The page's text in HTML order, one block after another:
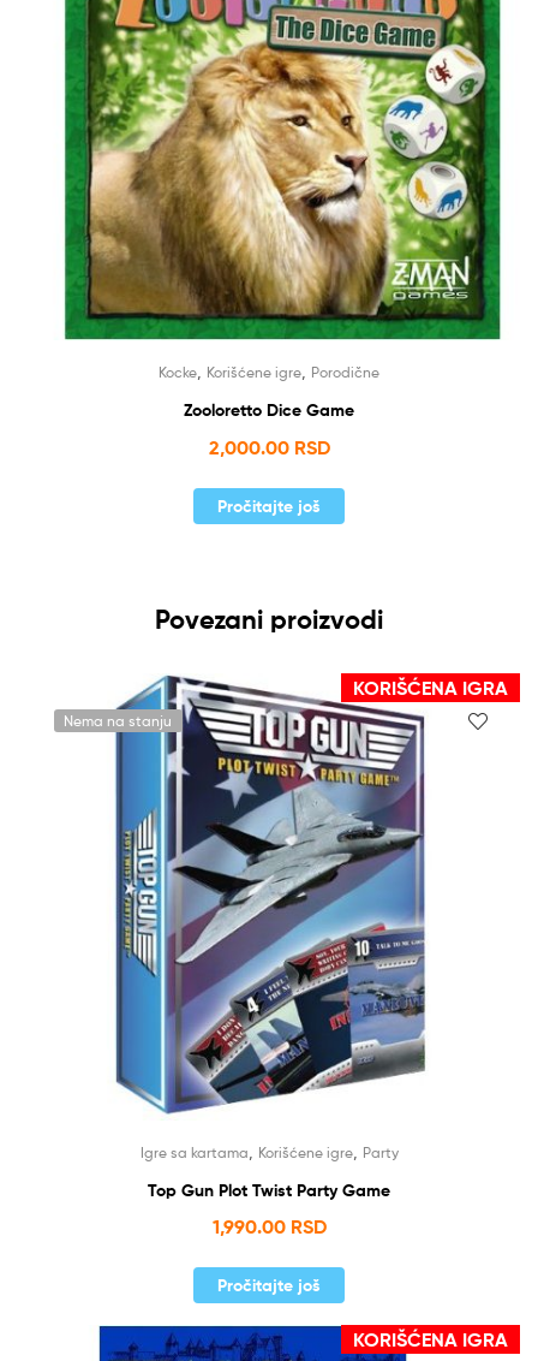
Kocke Korišćene igre Porodične
Zooloretto Dice Game
2,000.00 RSD
Pročitajte još
Povezani proizvodi
Nema na stanju
KORIŠĆENA IGRA
Igre sa kartama Korišćene igre, Party
Top Gun Plot Twist Party Game
1,990.00 RSD
Pročitajte još
KORIŠĆENA IGRA